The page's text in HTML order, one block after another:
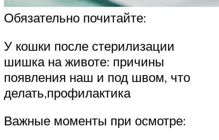
Обязательно почитайте:
У кошки после стерилизации
шишка на животе: причины
появления наш и под швом, что
делать,профилактика
Важные моменты при осмотре: